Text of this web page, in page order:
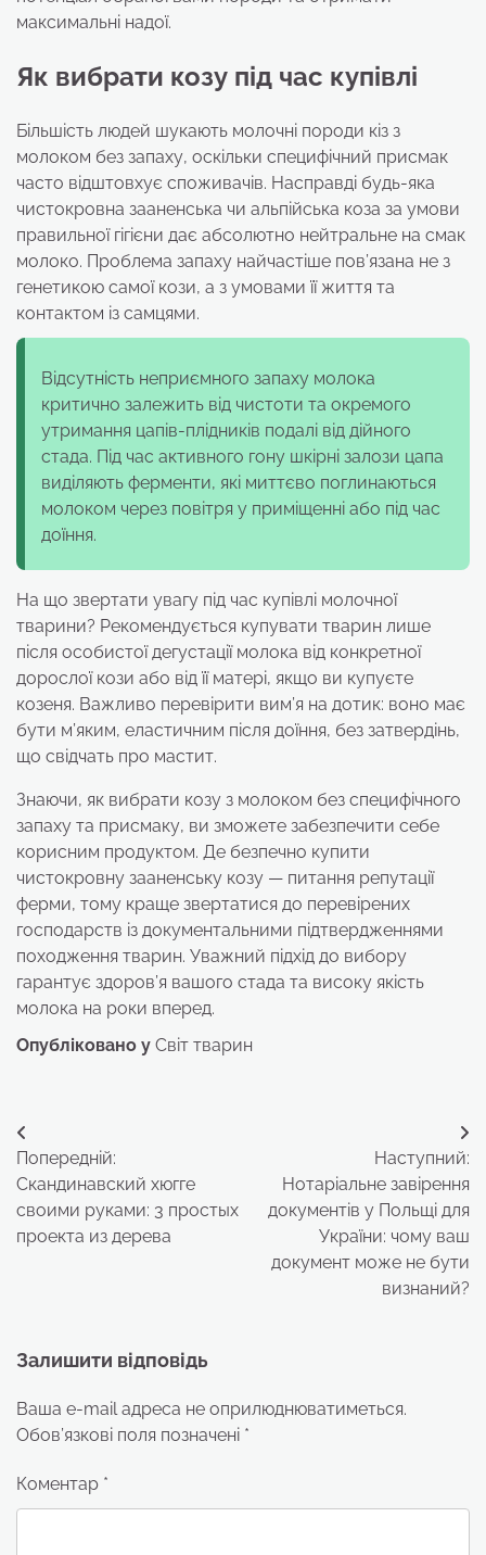
максимальні надої.
Як вибрати козу під час купівлі
Більшість людей шукають молочні породи кіз з
молоком без запаху, оскільки специфічний присмак
часто відштовхує споживачів. Насправді будь-яка
чистокровна зааненська чи альпійська коза за умови
правильної гігієни дає абсолютно нейтральне на смак
молоко. Проблема запаху найчастіше пов’язана не з
генетикою самої кози, а з умовами її життя та
контактом із самцями.
Відсутність неприємного запаху молока
критично залежить від чистоти та окремого
утримання цапів-плідників подалі від дійного
стада. Під час активного гону шкірні залози цапа
виділяють ферменти, які миттєво поглинаються
молоком через повітря у приміщенні або під час
доїння.
На що звертати увагу під час купівлі молочної
тварини? Рекомендується купувати тварин лише
після особистої дегустації молока від конкретної
дорослої кози або від її матері, якщо ви купуєте
козеня. Важливо перевірити вим’я на дотик: воно має
бути м’яким, еластичним після доїння, без затвердінь,
що свідчать про мастит.
Знаючи, як вибрати козу з молоком без специфічного
запаху та присмаку, ви зможете забезпечити себе
корисним продуктом. Де безпечно купити
чистокровну зааненську козу — питання репутації
ферми, тому краще звертатися до перевірених
господарств із документальними підтвердженнями
походження тварин. Уважний підхід до вибору
гарантує здоров’я вашого стада та високу якість
молока на роки вперед.
Опубліковано у Світ тварин
Навігація
записів
Попередній:
Скандинавский хюгге
своими руками: 3 простых
проекта из дерева
Наступний:
Нотаріальне завірення
документів у Польщі для
України: чому ваш
документ може не бути
визнаний?
Залишити відповідь
Ваша e-mail адреса не оприлюднюватиметься.
Обов’язкові поля позначені *
Коментар *